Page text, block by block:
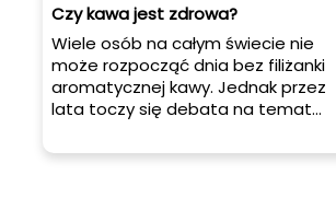
Czy kawa jest zdrowa?
Wiele osób na całym świecie nie
może rozpocząć dnia bez filiżanki
aromatycznej kawy. Jednak przez
lata toczy się debata na temat
nie. Czy napój, który tak wiele osób